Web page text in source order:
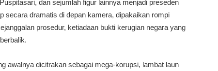
dan sejumlah figur lainnya menjadi preseden
dramatis di depan kamera, dipakaikan rompi
prosedur, ketiadaan bukti kerugian negara yang
awalnya dicitrakan sebagai mega-korupsi, lambat laun